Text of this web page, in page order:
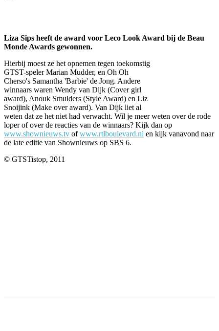
Liza Sips heeft de award voor Leco Look Award bij de Beau
Monde Awards gewonnen.
Hierbij moest ze het opnemen tegen toekomstig
GTST-speler Marian Mudder, en Oh Oh
Cherso's Samantha 'Barbie' de Jong. Andere
winnaars waren Wendy van Dijk (Cover girl
award), Anouk Smulders (Style Award) en Liz
Snoijink (Make over award). Van Dijk liet al
weten dat ze het niet had verwacht. Wil je meer weten over de rode
loper of over de reacties van de winnaars? Kijk dan op
www.shownieuws.tv ofwww.rtlboulevard.nl en kijk vanavond naar
de late editie van Shownieuws op SBS 6.
© GTSTistop, 2011